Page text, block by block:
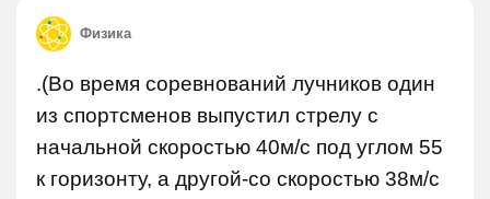
Физика
.(Во время соревнований лучников один
из спортсменов выпустил стрелу с
начальной скоростью 40м/с под углом 55
к горизонту, а другой-со скоростью 38м/с